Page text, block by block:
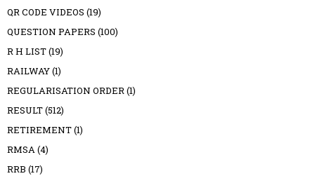
QR CODE VIDEOS (19)
QUESTION PAPERS (100)
R H LIST(19)
RAILWAY(1)
REGULARISATION ORDER (1)
RESULT(512)
RETIREMENT(1)
RMSA (4)
RRB (17)